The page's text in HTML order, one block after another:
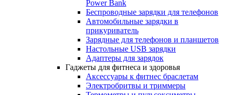
Power Bank
Беспроводные зарядки для телефонов
Автомобильные зарядки в
прикуриватель
Зарядные для телефонов и планшетов
Настольные USB зарядки
Адаптеры для зарядок
Гаджеты для фитнеса и здоровья
Аксессуары к фитнес браслетам
Электробритвы и триммеры